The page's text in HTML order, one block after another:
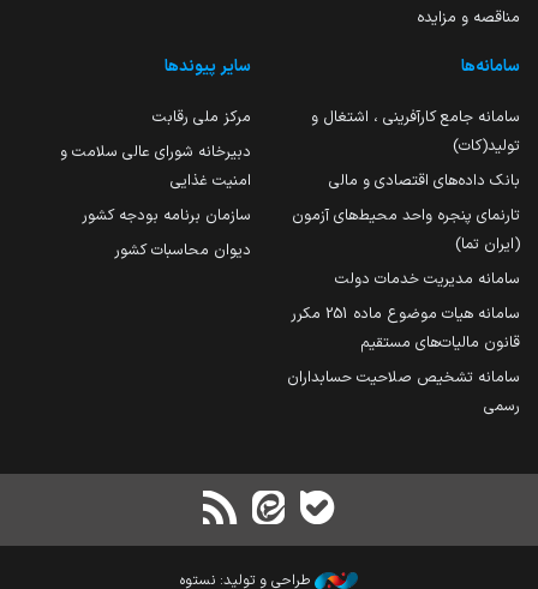
مناقصه و مزایده
سامانه‌ها
سامانه جامع کارآفرینی ، اشتغال و
تولید(کات)
بانک داده‌های اقتصادی و مالی
تارنمای پنجره واحد محیط‌های آزمون
(ایران تما)
سامانه مدیریت خدمات دولت
سامانه هیات موضوع ماده 251 مکرر
قانون مالیات‌های مستقیم
سامانه تشخیص صلاحیت حسابداران
رسمی
سایر پیوندها
مرکز ملی رقابت
دبیرخانه شورای عالی سلامت و
امنیت غذایی
سازمان برنامه بودجه کشور
دیوان محاسبات کشور
طراحی و تولید: نستوه